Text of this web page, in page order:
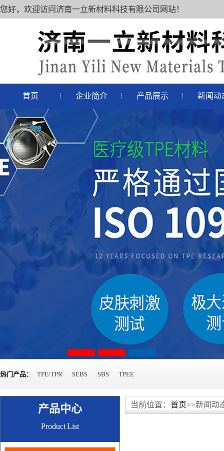
您好，欢迎访问济南一立新材料科技有限公司网站！
首页 企业简介 产品展示 新闻动
热门产品： TPE/TPR SEBS SBS TPEE
产品中心
Product List
当前位置： 首页>>新闻动